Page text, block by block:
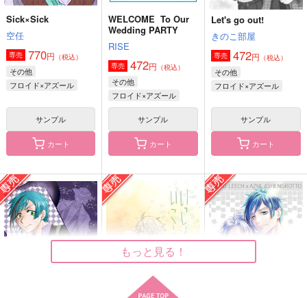
Mermaid Memory
はらへり。
6,287 円（税込）
リーチ兄弟×アズール
作品詳細
ALL BLUE
Pale Blue
2,365円（税込）
アズール×女監督生
サンプル
作品詳細
悪いあそび
HEATBOY
629円（税込）
イデア×アズール
作品詳細
Sick×Sick
空任
専売 770円 （税込）
その他
フロイド×アズール
サンプル
カート
WELCOME To Our
Wedding PARTY
RISE
専売 472円 （税込）
その他
フロイド×アズール
サンプル
カート
Let's go out!
きのこ部屋
専売 472円 （税込）
その他
フロイド×アズール
サンプル
カート
もっと見る！